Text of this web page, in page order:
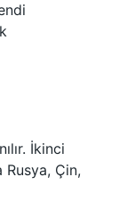
İkinci
Rusya, Çin,